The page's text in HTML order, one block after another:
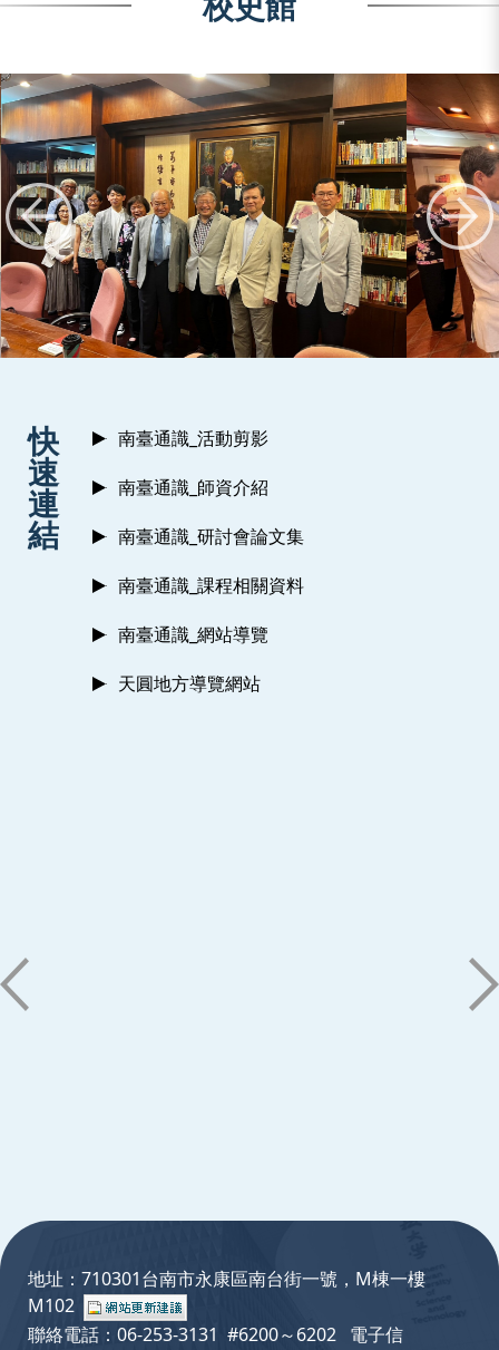
:::
快
速
連
結
南臺通識_活動剪影
南臺通識_師資介紹
南臺通識_研討會論文集
南臺通識_課程相關資料
南臺通識_網站導覽
天圓地方導覽網站
地址：710301台南市永康區南台街一號，M棟一樓
M102
聯絡電話：06-253-3131 #6200～6202 電子信